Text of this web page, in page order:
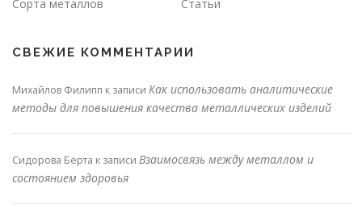
Сорта металлов
Статьи
СВЕЖИЕ КОММЕНТАРИИ
Михайлов Филипп к записи Как использовать аналитические
методы для повышения качества металлических изделий
Сидорова Берта к записи Взаимосвязь между металлом и
состоянием здоровья